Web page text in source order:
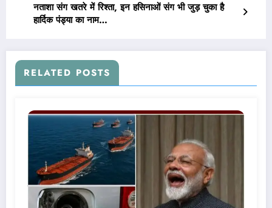
नताशा संग खतरे में रिश्ता, इन हसिनाओं संग भी जुड़ चुका है
हार्दिक पंड्या का नाम…
RELATED POSTS